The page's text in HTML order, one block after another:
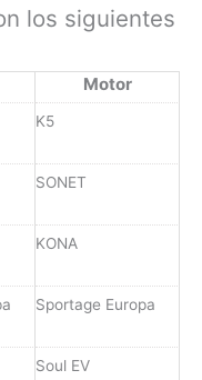
los siguientes
Motor
K5
SONET
KONA
Sportage Europa
Soul EV